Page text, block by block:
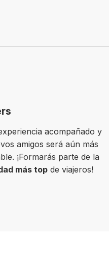
acompañado y
amigos será aún más
¡Formarás parte de la
más top de viajeros!